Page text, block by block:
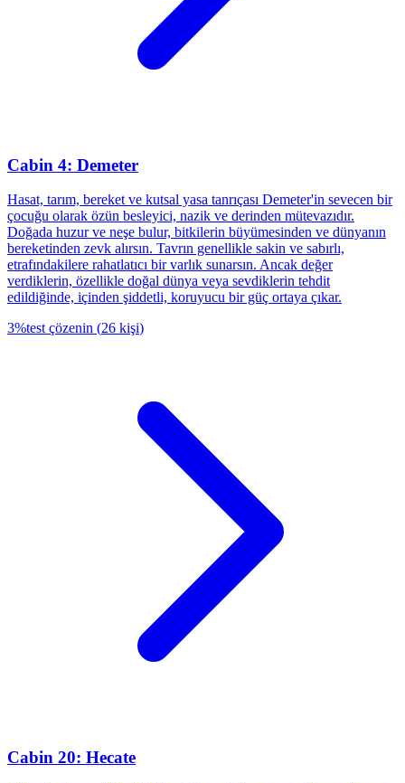
Cabin 4: Demeter
Hasat, tarım, bereket ve kutsal yasa tanrıçası Demeter'in sevecen bir
çocuğu olarak özün besleyici, nazik ve derinden mütevazıdır.
Doğada huzur ve neşe bulur, bitkilerin büyümesinden ve dünyanın
bereketinden zevk alırsın. Tavrın genellikle sakin ve sabırlı,
etrafındakilere rahatlatıcı bir varlık sunarsın. Ancak değer
verdiklerin, özellikle doğal dünya veya sevdiklerin tehdit
edildiğinde, içinden şiddetli, koruyucu bir güç ortaya çıkar.
3%test çözenin (26 kişi)
Cabin 20: Hecate